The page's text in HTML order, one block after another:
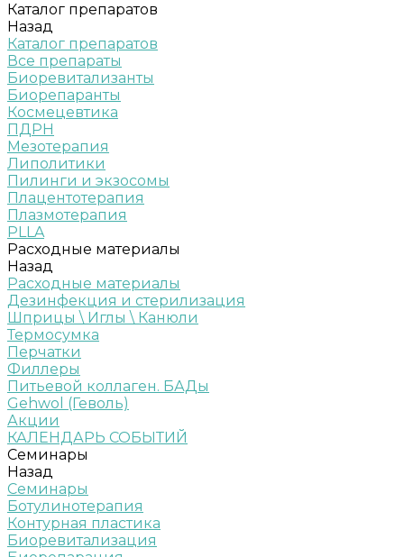
Каталог препаратов
Назад
Каталог препаратов
Все препараты
Биоревитализанты
Биорепаранты
Космецевтика
ПДРН
Мезотерапия
Липолитики
Пилинги и экзосомы
Плацентотерапия
Плазмотерапия
PLLA
Расходные материалы
Назад
Расходные материалы
Дезинфекция и стерилизация
Шприцы \ Иглы \ Канюли
Термосумка
Перчатки
Филлеры
Питьевой коллаген. БАДы
Gehwol (Геволь)
Акции
КАЛЕНДАРЬ СОБЫТИЙ
Семинары
Назад
Семинары
Ботулинотерапия
Контурная пластика
Биоревитализация